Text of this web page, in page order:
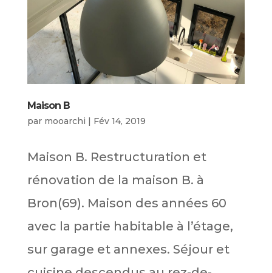
Maison B
par mooarchi | Fév 14, 2019
Maison B. Restructuration et
rénovation de la maison B. à
Bron(69). Maison des années 60
avec la partie habitable à l’étage,
sur garage et annexes. Séjour et